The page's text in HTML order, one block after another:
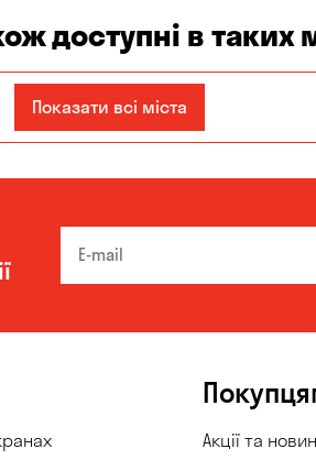
доступні в таких
Показати всі міста
Акції та